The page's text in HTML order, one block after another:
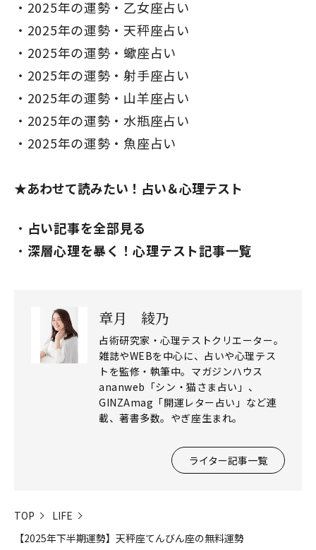
2025年の運勢・乙女座占い
2025年の運勢・天秤座占い
2025年の運勢・蠍座占い
2025年の運勢・射手座占い
2025年の運勢・山羊座占い
2025年の運勢・水瓶座占い
2025年の運勢・魚座占い
★あわせて読みたい！占い＆心理テスト
占い記事を全部見る
深層心理を暴く！心理テスト記事一覧
章月 綾乃
占術研究家・心理テストクリエーター。
雑誌やWEBを中心に、占いや心理テス
トを監修・執筆中。マガジンハウス
ananweb「シン・猫さま占い」、
GINZAmag「開運レター占い」など連
載、著書多数。やぎ座生まれ。
ライター記事一覧
TOP
LIFE
【2025年下半期運勢】天秤座てんびん座の無料運勢
閉じる